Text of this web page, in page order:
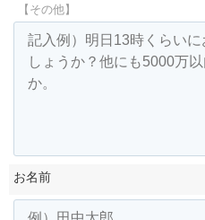
【その他】
お名前